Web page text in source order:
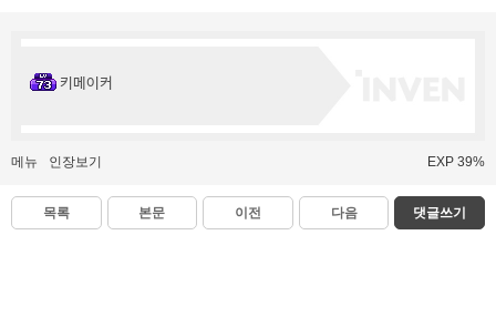
키메이커
메뉴 인장보기 EXP 39%
목록 본문 이전 다음 댓글쓰기